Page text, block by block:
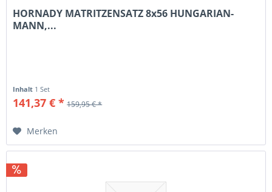
HORNADY MATRITZENSATZ 8x56 HUNGARIAN-
MANN,...
Inhalt 1 Set
141,37 € * 159,95 € *
Merken